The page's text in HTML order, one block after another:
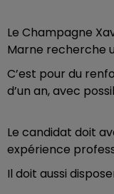
Le Champagne
Marne recherche
C’est pour du
d’un an, avec
Le candidat doit
expérience
Il doit aussi